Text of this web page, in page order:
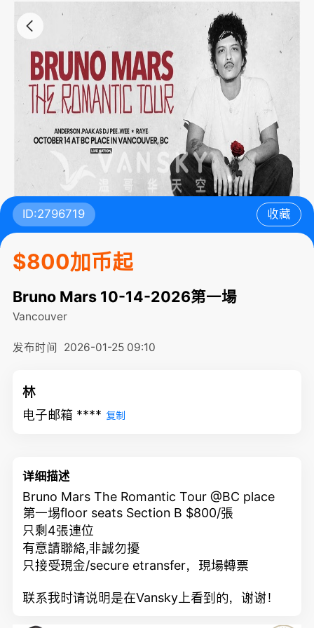
ID:2796719 收藏
$800加币起
Bruno Mars 10-14-2026第一場
Vancouver
发布时间 2026-01-25 09:10
林
电子邮箱 **** 复制
详细描述
Bruno Mars The Romantic Tour @BC place
第一埸floor seats Section B $800/張
只剩4張連位
有意請聯絡,非誠勿擾
只接受現金/secure etransfer，現場轉票
联系我时请说明是在Vansky上看到的，谢谢！